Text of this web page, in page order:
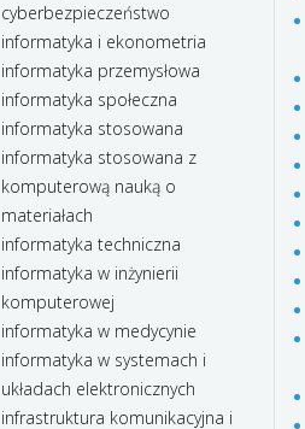
cyberbezpieczeństwo
informatyka i ekonometria
informatyka przemysłowa
informatyka społeczna
informatyka stosowana
informatyka stosowana z
komputerową nauką o
materiałach
informatyka techniczna
informatyka w inżynierii
komputerowej
informatyka w medycynie
informatyka w systemach i
układach elektronicznych
infrastruktura komunikacyjna i